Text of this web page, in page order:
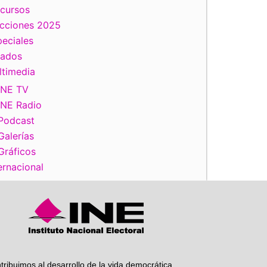
2025
TV
Radio
al desarrollo de la vida democrática